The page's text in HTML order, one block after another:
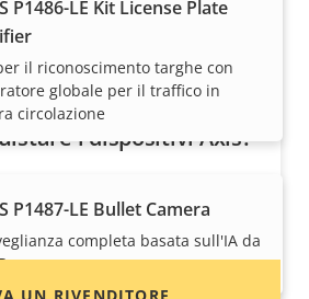
P1486-LE Kit License Plate
il riconoscimento targhe con
globale per il traffico in
circolazione
P1487-LE Bullet Camera
completa basata sull'IA da
i dispositivi Axis?
dispositivi e sistemi Axis.